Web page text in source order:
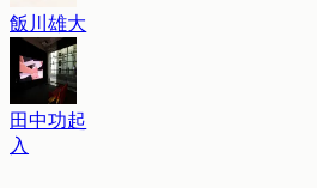
飯川雄大
田中功起
入